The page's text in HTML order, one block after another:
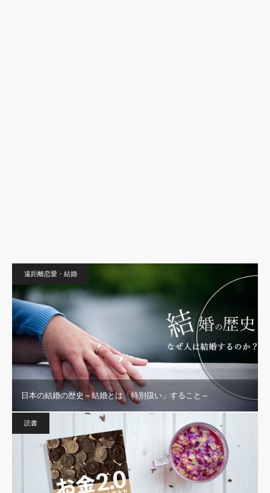
遠距離恋愛・結婚
日本の結婚の歴史～結婚とは「特別扱い」すること～
読書